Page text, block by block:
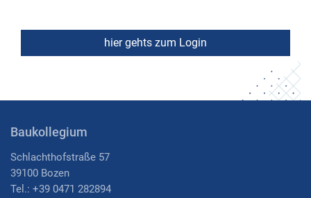
Baukollegium
Schlachthofstraße 57
39100 Bozen
Tel.: +39 0471 282894